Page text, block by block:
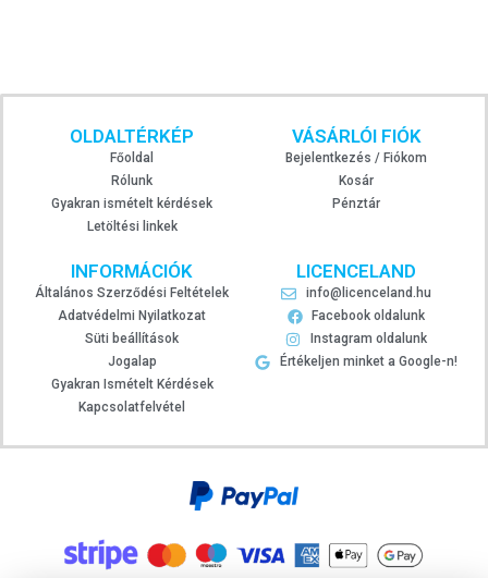
OLDALTÉRKÉP
Főoldal
Rólunk
Gyakran ismételt kérdések
Letöltési linkek
VÁSÁRLÓI FIÓK
Bejelentkezés / Fiókom
Kosár
Pénztár
INFORMÁCIÓK
Általános Szerződési Feltételek
Adatvédelmi Nyilatkozat
Süti beállítások
Jogalap
Gyakran Ismételt Kérdések
Kapcsolatfelvétel
LICENCELAND
info@licenceland.hu
Facebook oldalunk
Instagram oldalunk
Értékeljen minket a Google-n!